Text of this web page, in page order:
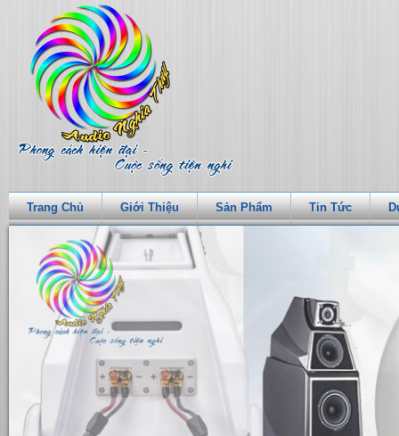
Trang Chủ Giới Thiệu Sản Phẩm Tin Tức